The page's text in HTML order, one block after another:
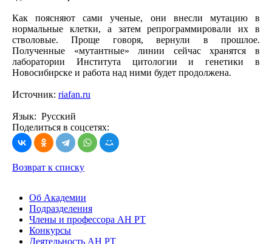
Как поясняют сами ученые, они внесли мутацию в
нормальные клетки, а затем репрограммировали их в
стволовые. Проще говоря, вернули в прошлое.
Полученные «мутантные» линии сейчас хранятся в
лаборатории Института цитологии и генетики в
Новосибирске и работа над ними будет продолжена.
Источник: riafan.ru
Язык: Русский
Поделиться в соцсетях:
Возврат к списку
Об Академии
Подразделения
Члены и профессора АН РТ
Конкурсы
Деятельность АН РТ